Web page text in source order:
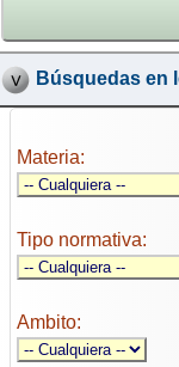
Búsquedas en
Materia:
Tipo normativa:
Ambito: